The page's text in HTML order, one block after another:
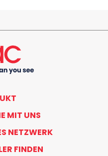
MIT UNS
NETZWERK
FINDEN